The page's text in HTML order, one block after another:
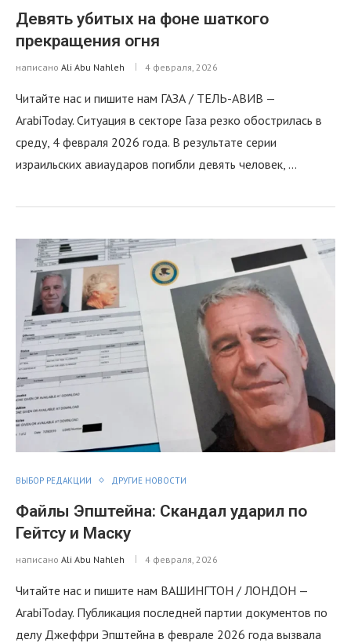
Девять убитых на фоне шаткого
прекращения огня
написано Ali Abu Nahleh 4 февраля, 2026
Читайте нас и пишите нам ГАЗА / ТЕЛЬ-АВИВ —
ArabiToday. Ситуация в секторе Газа резко обострилась в
среду, 4 февраля 2026 года. В результате серии
израильских авиаударов погибли девять человек, …
ВЫБОР РЕДАКЦИИ ДРУГИЕ НОВОСТИ
Файлы Эпштейна: Скандал ударил по
Гейтсу и Маску
написано Ali Abu Nahleh 4 февраля, 2026
Читайте нас и пишите нам ВАШИНГТОН / ЛОНДОН —
ArabiToday. Публикация последней партии документов по
делу Джеффри Эпштейна в феврале 2026 года вызвала